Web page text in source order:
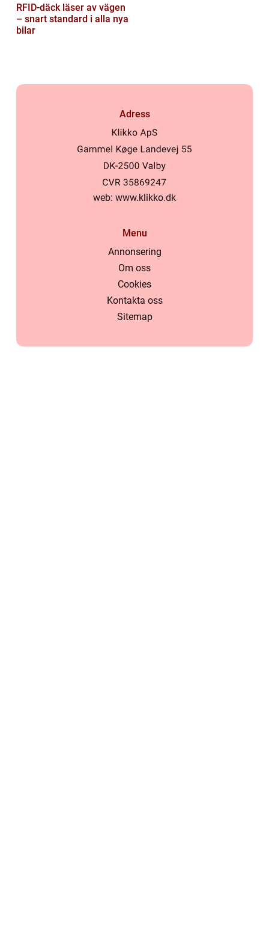
RFID-däck läser av vägen
– snart standard i alla nya
bilar
Adress
web: www.klikko.dk
Menu
Annonsering
Om oss
Cookies
Kontakta oss
Sitemap